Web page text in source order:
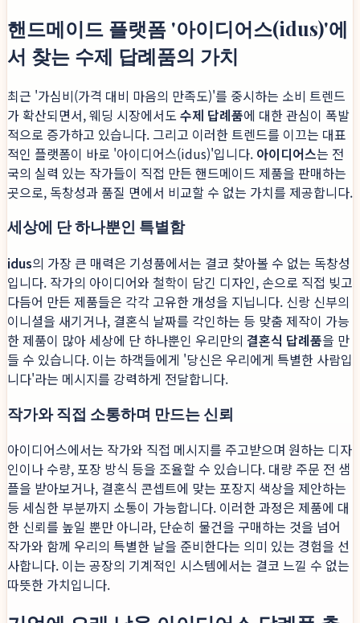
핸드메이드 플랫폼 '아이디어스(idus)'에
서 찾는 수제 답례품의 가치
최근 '가심비(가격 대비 마음의 만족도)'를 중시하는 소비 트렌드
가 확산되면서, 웨딩 시장에서도 수제 답례품에 대한 관심이 폭발
적으로 증가하고 있습니다. 그리고 이러한 트렌드를 이끄는 대표
적인 플랫폼이 바로 '아이디어스(idus)'입니다. 아이디어스는 전
국의 실력 있는 작가들이 직접 만든 핸드메이드 제품을 판매하는
곳으로, 독창성과 품질 면에서 비교할 수 없는 가치를 제공합니다.
세상에 단 하나뿐인 특별함
idus의 가장 큰 매력은 기성품에서는 결코 찾아볼 수 없는 독창성
입니다. 작가의 아이디어와 철학이 담긴 디자인, 손으로 직접 빚고
다듬어 만든 제품들은 각각 고유한 개성을 지닙니다. 신랑 신부의
이니셜을 새기거나, 결혼식 날짜를 각인하는 등 맞춤 제작이 가능
한 제품이 많아 세상에 단 하나뿐인 우리만의 결혼식 답례품을 만
들 수 있습니다. 이는 하객들에게 '당신은 우리에게 특별한 사람입
니다'라는 메시지를 강력하게 전달합니다.
작가와 직접 소통하며 만드는 신뢰
아이디어스에서는 작가와 직접 메시지를 주고받으며 원하는 디자
인이나 수량, 포장 방식 등을 조율할 수 있습니다. 대량 주문 전 샘
플을 받아보거나, 결혼식 콘셉트에 맞는 포장지 색상을 제안하는
등 세심한 부분까지 소통이 가능합니다. 이러한 과정은 제품에 대
한 신뢰를 높일 뿐만 아니라, 단순히 물건을 구매하는 것을 넘어
작가와 함께 우리의 특별한 날을 준비한다는 의미 있는 경험을 선
사합니다. 이는 공장의 기계적인 시스템에서는 결코 느낄 수 없는
따뜻한 가치입니다.